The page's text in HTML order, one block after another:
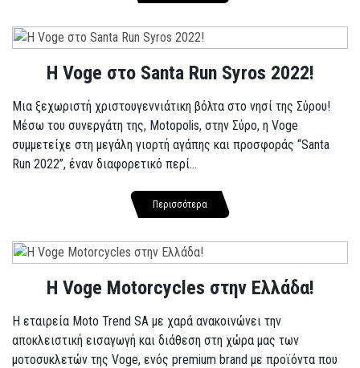
Η Voge στο Santa Run Syros 2022!
Μια ξεχωριστή χριστουγεννιάτικη βόλτα στο νησί της Σύρου!
Μέσω του συνεργάτη της, Motopolis, στην Σύρο, η Voge
συμμετείχε στη μεγάλη γιορτή αγάπης και προσφοράς “Santa
Run 2022”, έναν διαφορετικό περί...
Περισσότερα
H Voge Motorcycles στην Ελλάδα!
Η εταιρεία Moto Trend SA με χαρά ανακοινώνει την
αποκλειστική εισαγωγή και διάθεση στη χώρα μας των
μοτοσυκλετών της Voge, ενός premium brand με προϊόντα που